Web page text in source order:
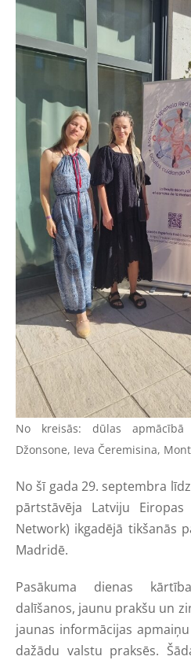
No kreisās: dūlas
Džonsone, Ieva Čeremisina,
No šī gada 29. septembra
pārtstāvēja Latviju
Network) ikgadējā tikšanās
Madridē.
Pasākuma dienas
dalīšanos, jaunu prakšu un
jaunas informācijas
dažādu valstu praksēs.